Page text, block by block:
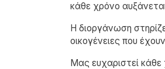
κάθε χρόνο
Η διοργάνωση
οικογένειες που
Μας ευχαριστεί